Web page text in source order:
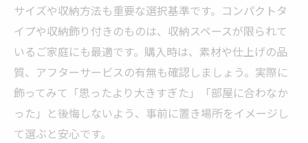
サイズや収納方法も重要な選択基準です。コンパクトタ
イプや収納飾り付きのものは、収納スペースが限られて
いるご家庭にも最適です。購入時は、素材や仕上げの品
質、アフターサービスの有無も確認しましょう。実際に
飾ってみて「思ったより大きすぎた」「部屋に合わなか
った」と後悔しないよう、事前に置き場所をイメージし
て選ぶと安心です。